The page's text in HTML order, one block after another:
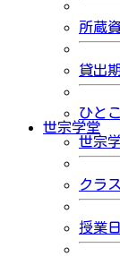
所蔵
貸出
ひと
世宗学堂
世宗
クラ
授業